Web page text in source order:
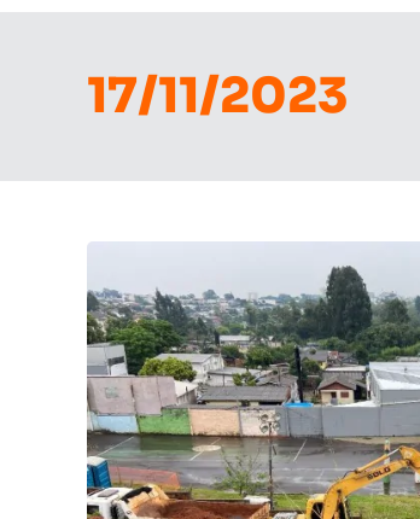
17/11/2023